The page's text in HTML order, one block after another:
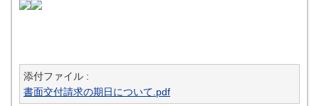
添付ファイル :
書面交付請求の期日について.pdf